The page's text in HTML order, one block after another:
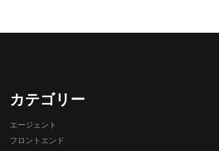
カテゴリー
エージェント
フロントエンド